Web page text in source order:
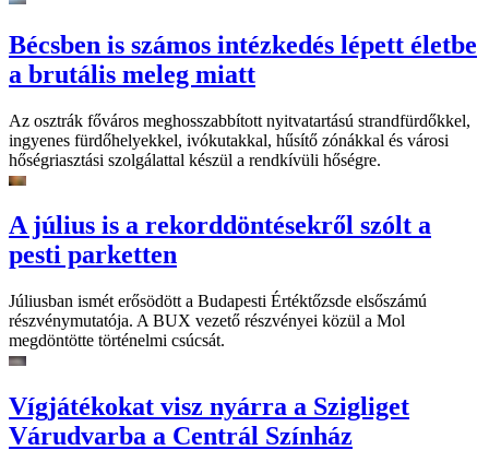
Bécsben is számos intézkedés lépett életbe
a brutális meleg miatt
Az osztrák főváros meghosszabbított nyitvatartású strandfürdőkkel,
ingyenes fürdőhelyekkel, ivókutakkal, hűsítő zónákkal és városi
hőségriasztási szolgálattal készül a rendkívüli hőségre.
A július is a rekorddöntésekről szólt a
pesti parketten
Júliusban ismét erősödött a Budapesti Értéktőzsde elsőszámú
részvénymutatója. A BUX vezető részvényei közül a Mol
megdöntötte történelmi csúcsát.
Vígjátékokat visz nyárra a Szigliget
Várudvarba a Centrál Színház